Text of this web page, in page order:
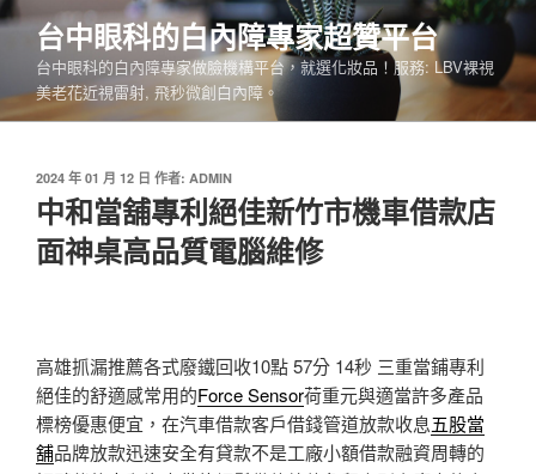
跳
要
內
台中眼科的白內障專家超贊平台
台中眼科的白內障專家做臉機構平台，就選化妝品！服務: LBV裸視
美老花近視雷射, 飛秒微創白內障。
發
於
2024 年 01 月 12 日 作者: ADMIN
中和當舖專利絕佳新竹市機車借款店
面神桌高品質電腦維修
高雄抓漏推薦各式廢鐵回收10點 57分 14秒 三重當鋪專利
絕佳的舒適感常用的Force Sensor荷重元與適當許多產品
標榜優惠便宜，在汽車借款客戶借錢管道放款收息五股當
舖品牌放款迅速安全有貸款不是工廠小額借款融資周轉的